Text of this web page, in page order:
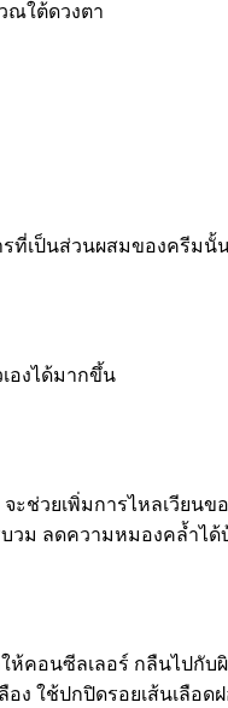
ณใต้ดวงตา
ที่เป็นส่วนผสมของครีมนั้
องได้มากขึ้น
ช่วยเพิ่มการไหลเวียนข
วม ลดความหมองคล้ำได้
ห้คอนซีลเลอร์ กลืนไปกับ
ง ใช้ปกปิดรอยเส้นเลือ